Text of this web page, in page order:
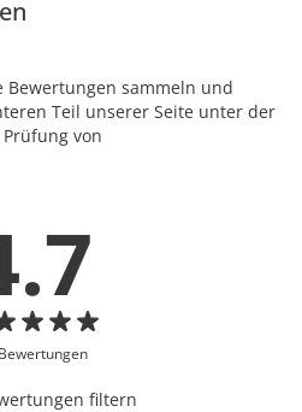
sammeln und
Teil unserer Seite unter der
von
filtern